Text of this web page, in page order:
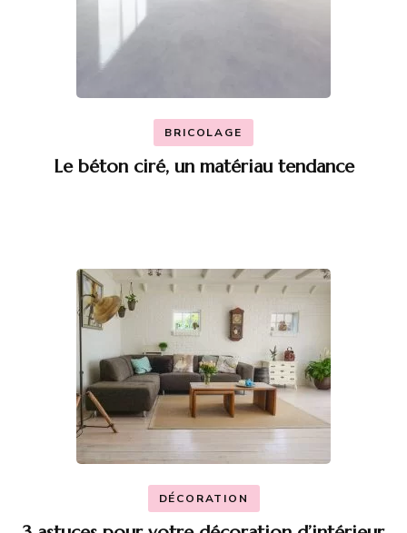
BRICOLAGE
Le béton ciré, un matériau tendance
DÉCORATION